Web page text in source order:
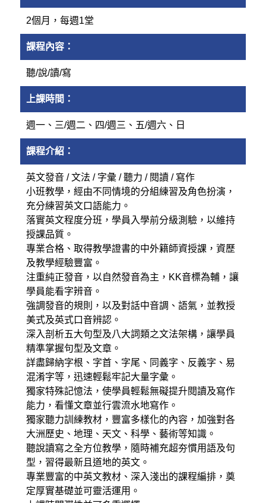
2個月，每週1堂
課程內容：
聽/說/讀/寫
上課時間：
週一、三/週二、四/週三、五/週六、日
課程介紹：
英文發音 / 文法 / 字彙 / 聽力 / 閱讀 / 寫作
小班教學，經由不同情境的分組練習及角色扮演，
充分練習英文口語能力。
落實英文程度分班，學員入學前分級測驗，以維持
授課品質。
專業合格、取得教學證書的中外籍師資授課，資歷
及教學經驗豐富。
注重純正發音，以自然發音為主，KK音標為輔，讓
學員能看字辨音。
強調發音的規則，以及對話中音調、語氣，並教授
美式及英式口音辨認。
深入剖析五大句型及八大詞類之文法架構，讓學員
精準掌握句型及文章。
詳盡歸納字根、字首、字尾、同義字、反義字、易
混淆字等，迅速輕鬆牢記大量字彙。
獨家特殊記憶法，使學員輕鬆無礙提升閱讀及寫作
能力，看懂文章並行雲流水地寫作。
獨家聽力訓練教材，豐富多樣化的內容，加強對各
大洲歷史、地理、天文、科學、藝術等知識。
聽說讀寫之全方位教學，隨時補充超夯慣用語及句
型，習得最新且道地的英文。
專業豐富的中英文教材、深入淺出的課程編排，奠
定厚實基礎並可靈活運用。